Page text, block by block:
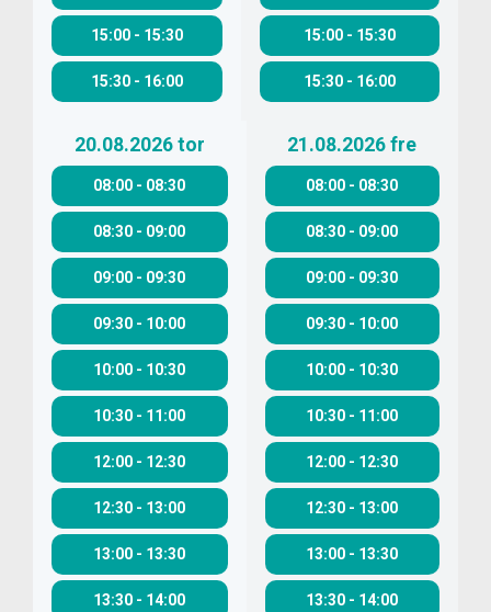
15:00- 15:30
15:30- 16:00
15:00- 15:30
15:30- 16:00
20.08.2026 tor
08:00 - 08:30
08:30 - 09:00
09:00 - 09:30
09:30 - 10:00
10:00 - 10:30
10:30 - 11:00
12:00 - 12:30
12:30 - 13:00
13:00 - 13:30
13:30 - 14:00
21.08.2026 fre
08:00 - 08:30
08:30 - 09:00
09:00 - 09:30
09:30 - 10:00
10:00 - 10:30
10:30 - 11:00
12:00 - 12:30
12:30 - 13:00
13:00 - 13:30
13:30 - 14:00